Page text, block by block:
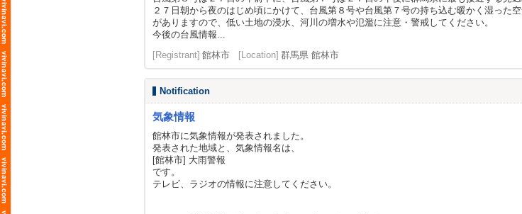
２７日朝から夜のはじめ頃にかけて、台風第８号や台風第７号の持ち込む暖かく湿っ
がありますので、低い土地の浸水、河川の増水や氾濫に注意・警戒してください。
今後の台風情報...
[Registrant] 館林市 [Location] 群馬県 館林市
Notification
気象情報
館林市に気象情報が発表されました。
発表された地域と、気象情報名は、
[館林市] 大雨警報
です。
テレビ、ラジオの情報に注意してください。